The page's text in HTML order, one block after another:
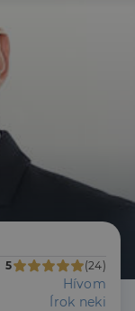
5 (24)
Hívom
Írok neki